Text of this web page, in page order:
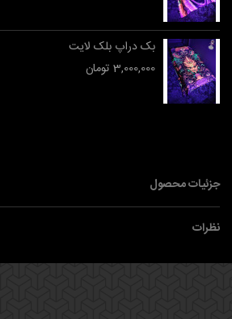
بک دراپ بلک لایت
3,000,000 تومان
جزئیات محصول
نظرات